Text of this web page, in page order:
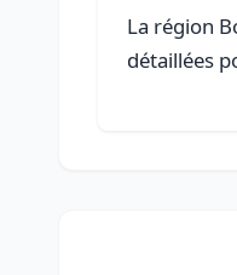
La région
détaillées